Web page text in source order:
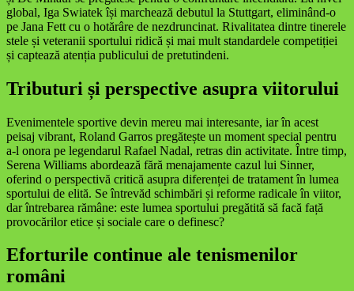
global, Iga Swiatek își marchează debutul la Stuttgart, eliminând-o
pe Jana Fett cu o hotărâre de nezdruncinat. Rivalitatea dintre tinerele
stele și veteranii sportului ridică și mai mult standardele competiției
și captează atenția publicului de pretutindeni.
Tributuri și perspective asupra viitorului
Evenimentele sportive devin mereu mai interesante, iar în acest
peisaj vibrant, Roland Garros pregătește un moment special pentru
a-l onora pe legendarul Rafael Nadal, retras din activitate. Între timp,
Serena Williams abordează fără menajamente cazul lui Sinner,
oferind o perspectivă critică asupra diferenței de tratament în lumea
sportului de elită. Se întrevăd schimbări și reforme radicale în viitor,
dar întrebarea rămâne: este lumea sportului pregătită să facă față
provocărilor etice și sociale care o definesc?
Eforturile continue ale tenismenilor
români